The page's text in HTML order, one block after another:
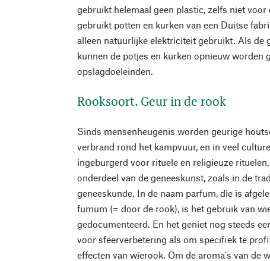
gebruikt helemaal geen plastic, zelfs niet
gebruikt potten en kurken van een Duitse
alleen natuurlijke elektriciteit gebruikt. Als de
kunnen de potjes en kurken opnieuw worden
opslagdoeleinden.
Rooksoort. Geur in de rook
Sinds mensenheugenis worden geurige
verbrand rond het kampvuur, en in veel
ingeburgerd voor rituele en religieuze
onderdeel van de geneeskunst, zoals in de
geneeskunde. In de naam parfum, die is
fumum (= door de rook), is het gebruik van
gedocumenteerd. En het geniet nog steeds
voor sfeerverbetering als om specifiek te
effecten van wierook. Om de aroma's van de